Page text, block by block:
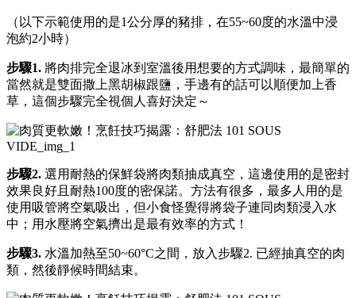
（以下示範使用的是1公分厚的豬排，在55~60度的水溫中浸
泡約2小時）
步驟1. 將肉排完全退冰到室溫後用想要的方式調味，最簡單的
當然就是雙面撒上黑胡椒跟鹽，手邊有的話可以順便加上香
草，這個步驟完全視個人喜好決定～
步驟2. 選用耐熱的保鮮袋將肉類抽成真空，這邊使用的是密封
效果良好且耐熱100度的密保諾。方法有很多，最多人用的是
使用吸管將空氣吸出，但小食怪覺得將袋子連同肉類浸入水
中；用水壓將空氣擠出是最有效率的方式！
步驟3. 水溫加熱至50~60°C之間，放入步驟2. 已經抽真空的肉
類，然後靜候時間結束。